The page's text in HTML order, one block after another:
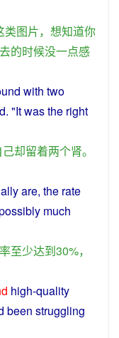
类图片， 想知道你
的时候没一点感
with two
. "It wasthe right
己却留着两个肾。
are, the rate
much
至少达到30%，
high-quality
been struggling